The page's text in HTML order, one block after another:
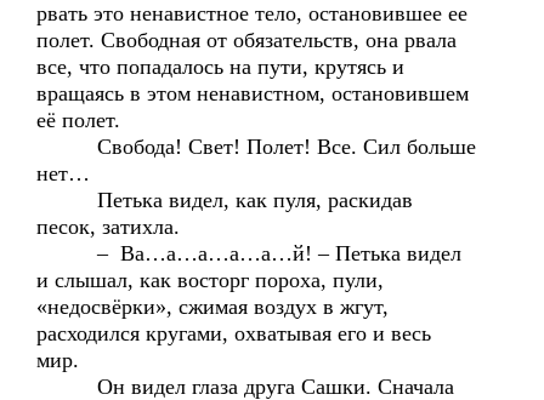
рвать это ненавистное тело, остановившее ее
полет. Свободная от обязательств, она рвала
все, что попадалось на пути, крутясь и
вращаясь в этом ненавистном, остановившем
её полет.
Свобода! Свет! Полет! Все. Сил больше
нет…
Петька видел, как пуля, раскидав
песок, затихла.
– Ва…а…а…а…а…й! – Петька видел
и слышал, как восторг пороха, пули,
«недосвёрки», сжимая воздух в жгут,
расходился кругами, охватывая его и весь
мир.
Он видел глаза друга Сашки. Сначала